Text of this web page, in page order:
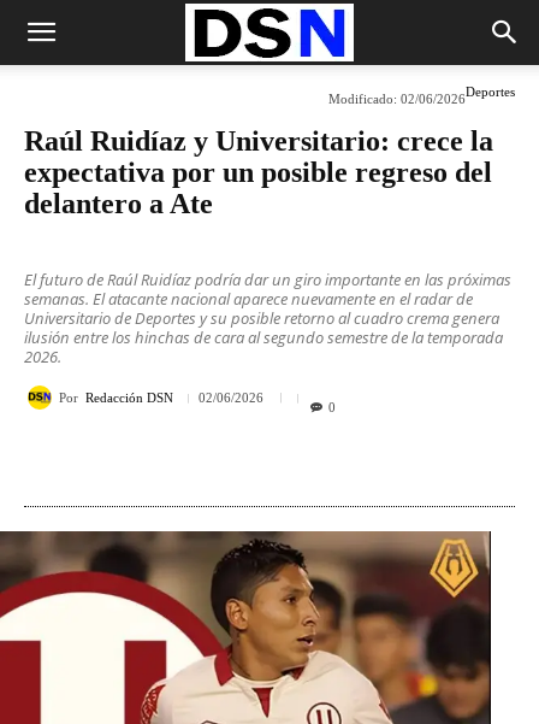
Deportes
Modificado: 02/06/2026
Raúl Ruidíaz y Universitario: crece la
expectativa por un posible regreso del
delantero a Ate
El futuro de Raúl Ruidíaz podría dar un giro importante en las próximas
semanas. El atacante nacional aparece nuevamente en el radar de
Universitario de Deportes y su posible retorno al cuadro crema genera
ilusión entre los hinchas de cara al segundo semestre de la temporada
2026.
Por Redacción DSN 02/06/2026
0